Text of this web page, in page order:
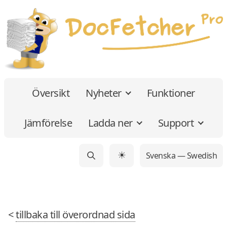
Översikt Nyheter Funktioner
Jämförelse Ladda ner Support
☀ Svenska — Swedish
<tillbaka till överordnad sida